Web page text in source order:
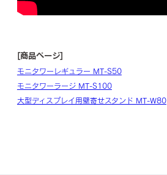
[商品ページ]
モニタワーレギュラー MT-S50
モニタワーラージ MT-S100
大型ディスプレイ用壁寄せスタンド MT-W80